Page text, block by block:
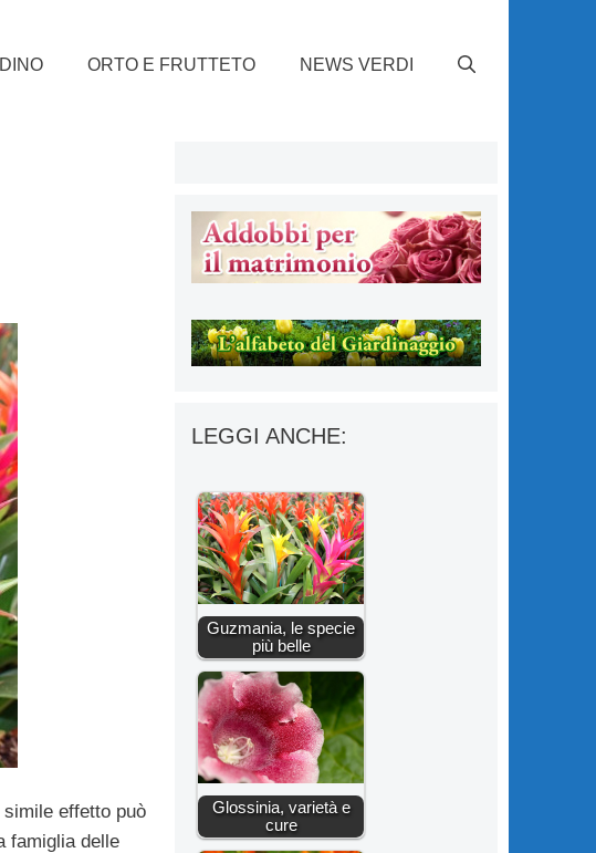
ORTO E FRUTTETO NEWS VERDI
effetto può
famiglia delle
LEGGI ANCHE:
Guzmania, le specie
più belle
Glossinia, varietà e
cure